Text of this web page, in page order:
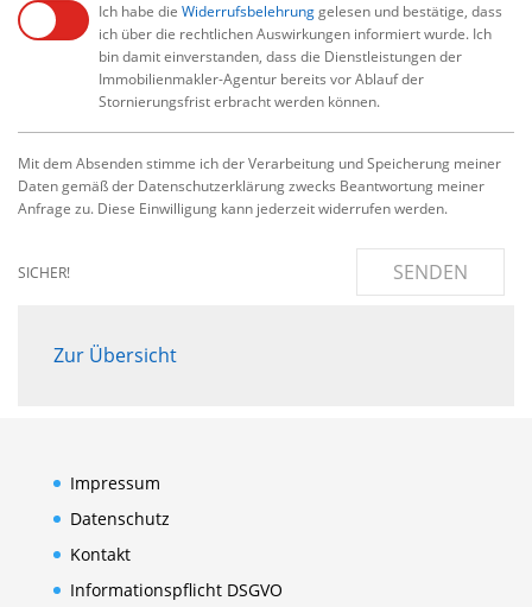
Ich habe die Widerrufsbelehrunggelesen und bestätige, dass
ich über die rechtlichen Auswirkungen informiert wurde. Ich
bin damit einverstanden, dass die Dienstleistungen der
Immobilienmakler-Agentur bereits vor Ablauf der
Stornierungsfrist erbracht werden können.
Mit dem Absenden stimme ich der Verarbeitung und Speicherung meiner
Daten gemäß der Datenschutzerklärung zwecks Beantwortung meiner
Anfrage zu. Diese Einwilligung kann jederzeit widerrufen werden.
SICHER! SENDEN
Zur Übersicht
Impressum
Datenschutz
Kontakt
Informationspflicht DSGVO